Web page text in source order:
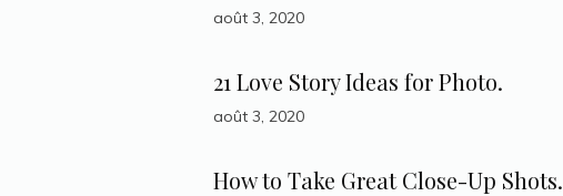
août 3, 2020
21 Love Story Ideas for Photo.
août 3, 2020
How to Take Great Close-Up Shots.